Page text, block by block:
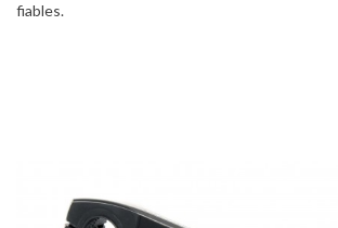
fiables.